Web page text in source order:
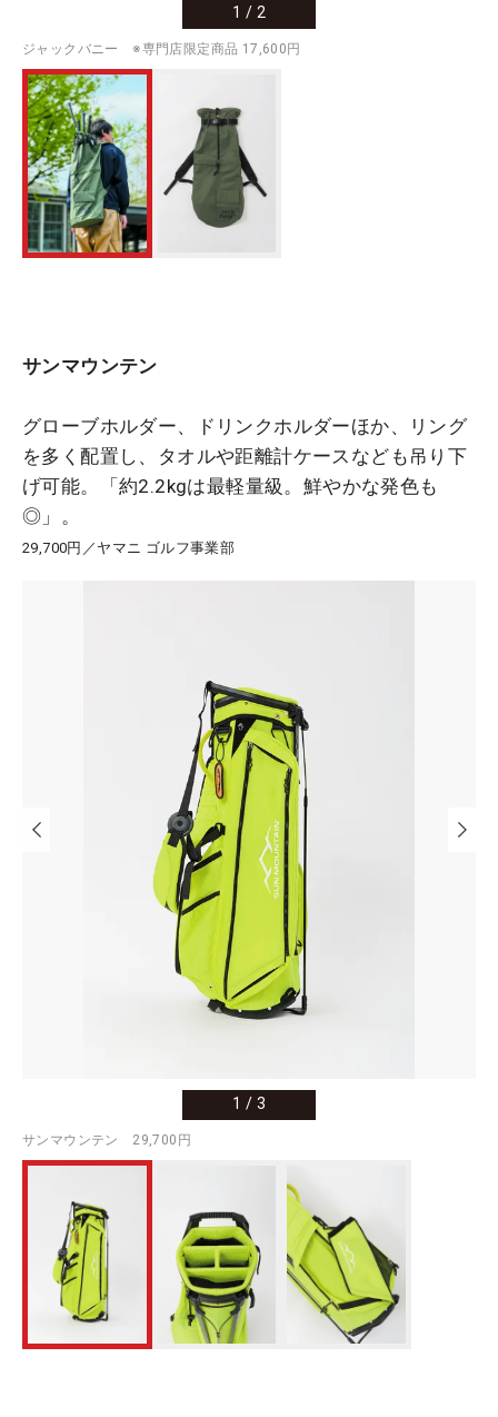
1 / 2
ジャックバニー ※専門店限定商品 17,600円
サンマウンテン
グローブホルダー、ドリンクホルダーほか、リング
を多く配置し、タオルや距離計ケースなども吊り下
げ可能。「約2.2kgは最軽量級。鮮やかな発色も
◎」。
29,700円／ヤマニ ゴルフ事業部
1 / 3
サンマウンテン 29,700円